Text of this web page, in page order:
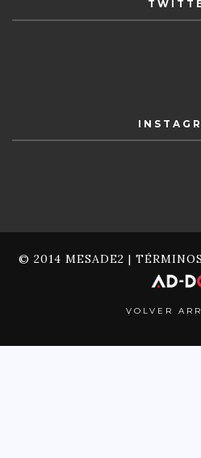
© 2014 MESADE2 |
VOLVER